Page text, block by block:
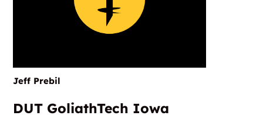
Jeff Prebil
DUT GoliathTech Iowa